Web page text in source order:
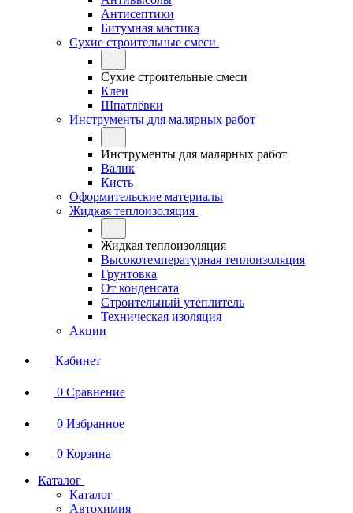
Антисептики
Битумная мастика
Сухие строительные смеси
Сухие строительные смеси
Клеи
Шпатлёвки
Инструменты для малярных работ
Инструменты для малярных работ
Валик
Кисть
Оформительские материалы
Жидкая теплоизоляция
Жидкая теплоизоляция
Высокотемпературная теплоизоляция
Грунтовка
От конденсата
Строительный утеплитель
Техническая изоляция
Акции
Кабинет
0 Сравнение
0 Избранное
0 Корзина
Каталог
Каталог
Автохимия